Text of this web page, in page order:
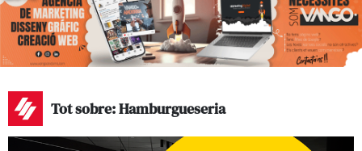
Tot sobre: Hamburgueseria